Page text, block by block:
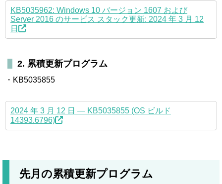
KB5035962: Windows 10 バージョン 1607 および
Server 2016 のサービス スタック更新: 2024 年 3 月 12
日
2. 累積更新プログラム
・KB5035855
2024 年 3 月 12 日 — KB5035855 (OS ビルド
14393.6796)
先月の累積更新プログラム